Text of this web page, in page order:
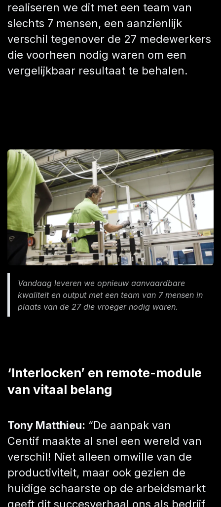
realiseren we dit met een team van
slechts 7 mensen, een aanzienlijk
verschil tegenover de 27 medewerkers
die voorheen nodig waren om een
vergelijkbaar resultaat te behalen.
Vandaag leveren we opnieuw aanvaardbare
kwaliteit en output met een team van 7 mensen in
plaats van de 27 die vroeger nodig waren.​
‘Interlocken’ en remote-module
van vitaal belang
Tony Matthieu: “De aanpak van
Centif maakte al snel een wereld van
verschil! Niet alleen omwille van de
productiviteit, maar ook gezien de
huidige schaarste op de arbeidsmarkt
geeft dit succesverhaal ons als bedrijf